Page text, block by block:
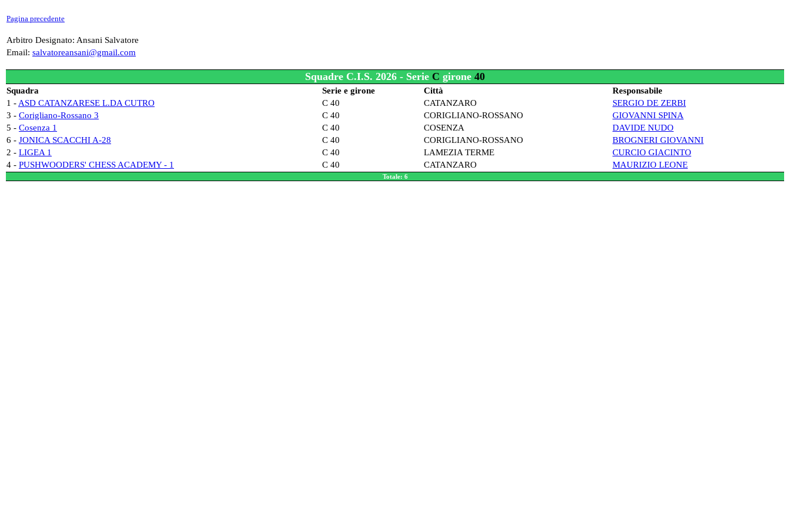
Pagina precedente
Arbitro Designato: Ansani Salvatore
Email: salvatoreansani@gmail.com
Squadre C.I.S. 2026 - Serie C girone 40
Squadra Serie e girone Città
Responsabile
1 - ASD CATANZARESE L.DA CUTRO C 40 CATANZARO
SERGIO DE ZERBI
3 - Corigliano-Rossano 3 C 40 CORIGLIANO-ROSSANO
GIOVANNI SPINA
5 - Cosenza 1 C 40 COSENZA
DAVIDE NUDO
6 - JONICA SCACCHI A-28 C 40 CORIGLIANO-ROSSANO
BROGNERI GIOVANNI
2 - LIGEA 1 C 40 LAMEZIA TERME
CURCIO GIACINTO
4 - PUSHWOODERS' CHESS ACADEMY - 1 C 40 CATANZARO MAURIZIO LEONE
Totale: 6